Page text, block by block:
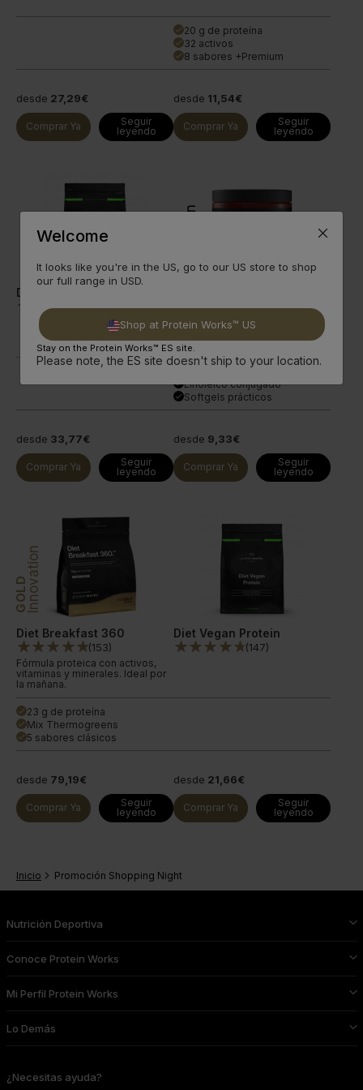
desde 27,29€
Comprar Ya
Seguir
leyendo
done 20 g de proteína
done 32 activos
done 8 sabores +Premium
desde 11,54€
Comprar Ya
Seguir
leyendo
Diet Super Greens
(280)
desde 33,77€
Comprar Ya
Seguir
leyendo
(403)
Softgel CLA fácil de tomar,
concentrado y sin aditivos.
1600 mg de CLA
doneLinoleico conjugado
done Softgels prácticos
desde 9,33€
Comprar Ya
Seguir
leyendo
GOLDInnovation
Diet Breakfast 360
(153)
Fórmula proteica con activos,
vitaminas y minerales. Ideal por
la mañana.
done 23 g de proteína
done Mix Thermogreens
done 5 sabores clásicos
desde 79,19€
Comprar Ya
Seguir
leyendo
Diet Vegan Protein
(147)
desde 21,66€
Comprar Ya
Seguir
leyendo
Inicio Promoción Shopping Night
Nutrición Deportiva
Conoce Protein Works
Mi Perfil Protein Works
Lo Demás
¿Necesitas ayuda?
Welcome
It looks like you're in the US, go to our US store to shop
our full range in USD.
Shop at Protein Works™ US
Stay on the Protein Works™ ES site.
Please note, the ES site doesn't ship to your location.